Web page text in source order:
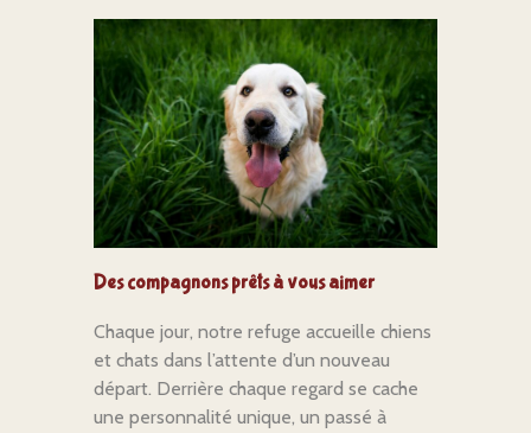
Des compagnons prêts à vous aimer
Chaque jour, notre refuge accueille chiens
et chats dans l’attente d’un nouveau
départ. Derrière chaque regard se cache
une personnalité unique, un passé à